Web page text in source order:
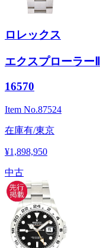
ロレックス
エクスプローラーⅡ
16570
Item No.87524
在庫有/東京
¥1,898,950
中古